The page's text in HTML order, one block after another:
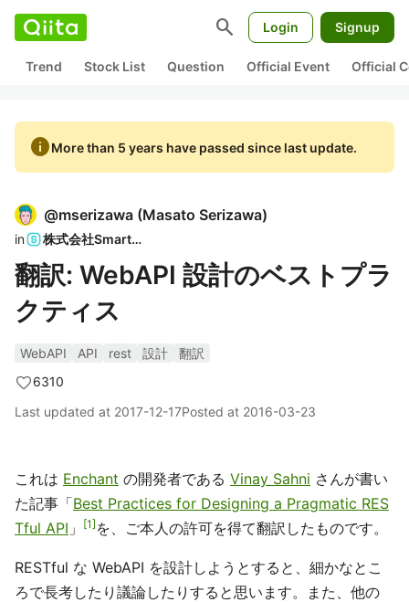
search Login Signup
Trend Stock List Question Official Event Official
infoMore than 5 years have passed since last update.
@mserizawa (Masato Serizawa)
in 株式会社SmartHR
翻訳: WebAPI 設計のベストプラ
クティス
WebAPI API rest 設計
翻訳
6310
Last updated at 2017-12-17Posted at 2016-03-23
これは Enchant の開発者である Vinay Sahni さんが書い
た記事「Best Practices for Designing a Pragmatic RES
Tful API 」 1 を、ご本人の許可を得て翻訳したものです。
RESTful な WebAPI を設計しようとすると、細かなとこ
ろで長考したり議論したりすると思います。また、他の